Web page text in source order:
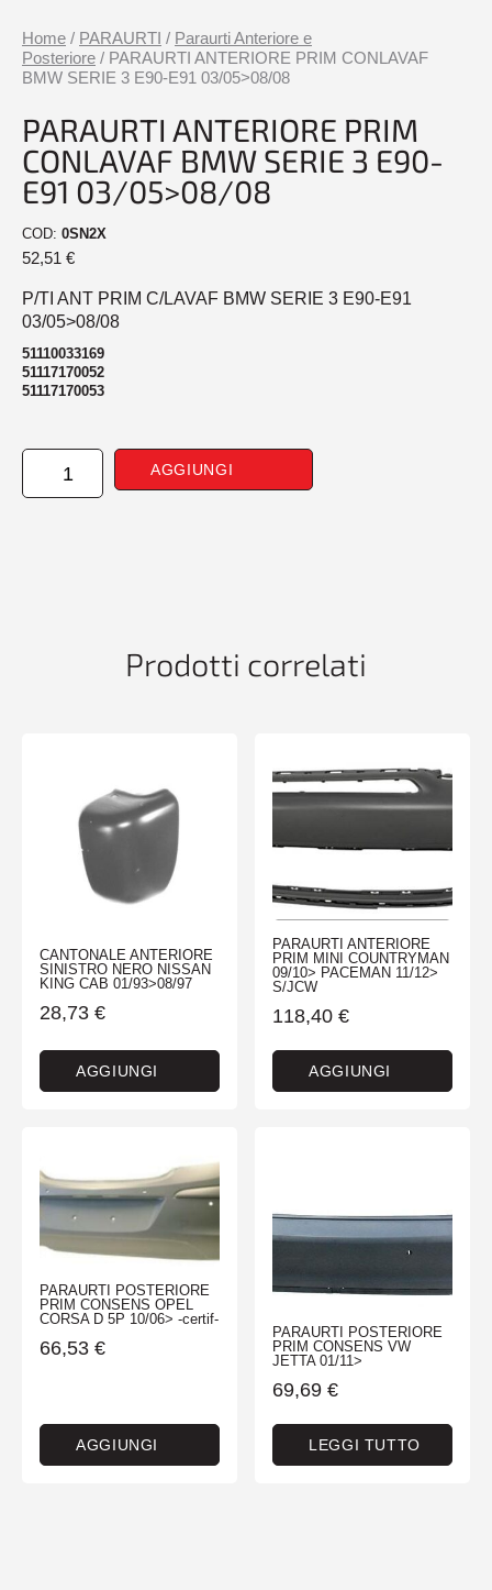
Home / PARAURTI / Paraurti Anteriore e
Posteriore / PARAURTI ANTERIORE PRIM CONLAVAF
BMW SERIE 3 E90-E91 03/05>08/08
PARAURTI ANTERIORE PRIM
CONLAVAF BMW SERIE 3 E90-
E91 03/05>08/08
COD: 0SN2X
52,51 €
P/TI ANT PRIM C/LAVAF BMW SERIE 3 E90-E91
03/05>08/08
51110033169
51117170052
51117170053
PARAURTI
ANTERIORE
AGGIUNGI
Prodotti correlati
CANTONALE ANTERIORE
SINISTRO NERO NISSAN
KING CAB 01/93>08/97
28,73 €
AGGIUNGI
PARAURTI ANTERIORE
PRIM MINI COUNTRYMAN
09/10> PACEMAN 11/12>
S/JCW
118,40 €
AGGIUNGI
PARAURTI POSTERIORE
PRIM CONSENS OPEL
CORSA D 5P 10/06> -certif-
66,53 €
AGGIUNGI
PARAURTI POSTERIORE
PRIM CONSENS VW
JETTA 01/11>
69,69 €
LEGGI TUTTO